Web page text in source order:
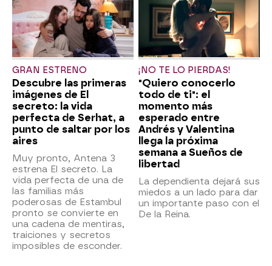
GRAN ESTRENO
Descubre las primeras
imágenes de El
secreto: la vida
perfecta de Serhat, a
punto de saltar por los
aires
Muy pronto, Antena 3
estrena El secreto. La
vida perfecta de una de
las familias más
poderosas de Estambul
pronto se convierte en
una cadena de mentiras,
traiciones y secretos
imposibles de esconder.
¡NO TE LO PIERDAS!
"Quiero conocerlo
todo de ti": el
momento más
esperado entre
Andrés y Valentina
llega la próxima
semana a Sueños de
libertad
La dependienta dejará sus
miedos a un lado para dar
un importante paso con el
De la Reina.